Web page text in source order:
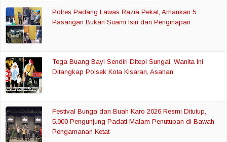
Polres Padang Lawas Razia Pekat, Amankan 5
Pasangan Bukan Suami Istri dari Penginapan
Tega Buang Bayi Sendiri Ditepi Sungai, Wanita Ini
Ditangkap Polsek Kota Kisaran, Asahan
Festival Bunga dan Buah Karo 2026 Resmi Ditutup,
5.000 Pengunjung Padati Malam Penutupan di Bawah
Pengamanan Ketat